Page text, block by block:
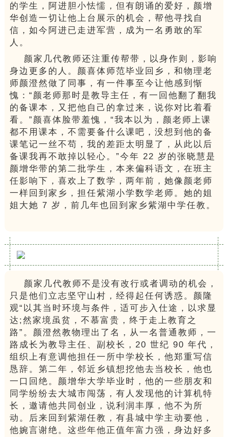
的学生，阿进胆小怯懦，但有朗诵的爱好，颜增
华创造一切让他上台展示的机会，帮他寻找自
信，如今阿进已走进军营，成为一名勇敢的军
人。
颜 家几代教师还注重传帮带，以身作则，影响
身边更多的人。 颜喜体师范毕业回乡，和物理老
师颜澄然做了同事，有一件事至今让他感到惭
愧： “颜老师那时是教导主任，有一回他翻了翻我
的备课本，又把他自己的拿过来，说你对比着看
看。 ”颜喜体脸带羞愧，“我本以为，颜老师上课
都不用课本，不需要备什么课吧，没想到他的备
课笔记一丝不苟，我的差距太明显了，从此以后
备课我再不敢掉以轻心。 ”今年 22 岁的张晓慧是
颜增华带的第二批学生，本来偏科语文，在班主
任影响下，喜欢上了数学，两年前，她像颜老师
一样回到家乡，担任紫湖小学数学老师。 她的姐
姐大她 7 岁，前几年也回到家乡紫湖中学任教。
颜家几代教师不是没有改行或者调动的机会，
只是他们立志坚守山村，经得起任何诱惑。颜隆
观“以其当时环境与条件，适可步入仕途，以求显
达;然家境虽贫，不慕富贵，终于走上教育之
路”。颜澄然教物理出了名，从一名普通教师，一
路成长为教导主任、副校长，20 世纪 90 年代，
组织上有意调他担任一所中学校长，他郑重写信
恳辞。第二年，邻近乡镇想挖他去当校长，他也
一口回绝。颜增华大学毕业时，他的一些朋友和
同学纷纷去大城市闯荡，有人发现他的计算机特
长，邀请他共同创业，说利润丰厚，他不为所
动。后来回到紫湖任教，有县城中学主动要他，
他婉言谢绝。这些年他正值年富力强，身边好多